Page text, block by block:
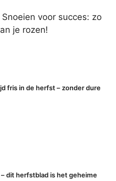
Snoeien voor succes: zo
je rozen!
fris in de herfst – zonder dure
dit herfstblad is het geheime